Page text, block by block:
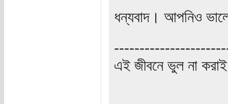
ধন্যবাদ। আপনিও
এই জীবনে ভুল না